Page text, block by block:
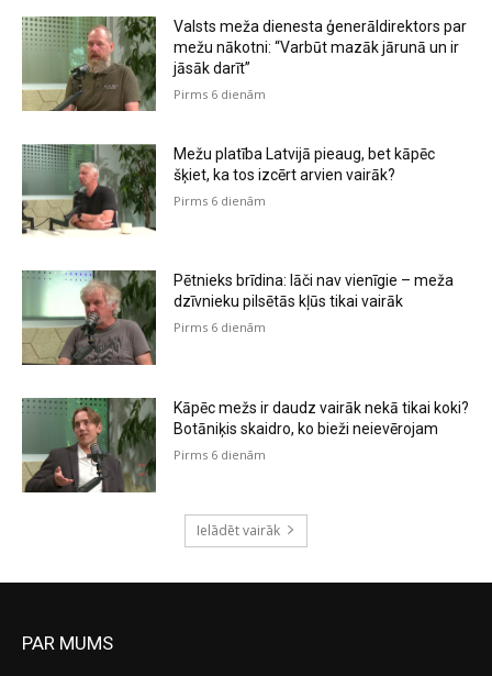
Valsts meža dienesta ģenerāldirektors par
mežu nākotni: “Varbūt mazāk jārunā un ir
jāsāk darīt”
Pirms 6 dienām
Mežu platība Latvijā pieaug, bet kāpēc
šķiet, ka tos izcērt arvien vairāk?
Pirms 6 dienām
Pētnieks brīdina: lāči nav vienīgie – meža
dzīvnieku pilsētās kļūs tikai vairāk
Pirms 6 dienām
Kāpēc mežs ir daudz vairāk nekā tikai koki?
Botāniķis skaidro, ko bieži neievērojam
Pirms 6 dienām
Ielādēt vairāk
PAR MUMS